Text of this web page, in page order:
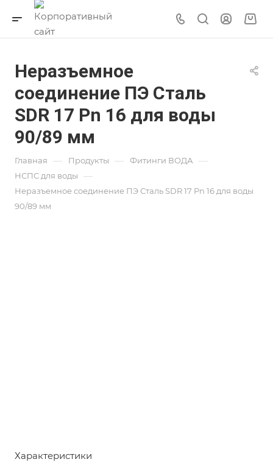
Неразъемное
соединение ПЭ Сталь
SDR 17 Pn 16 для воды
90/89 мм
Главная — Продукты — Фитинги ВОДА —
НСПС для воды —
Неразъемное соединение ПЭ Сталь SDR 17 Pn 16 для воды
90/89 мм
Характеристики